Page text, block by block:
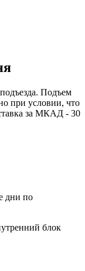
Подъем
при условии, что
за МКАД - 30
дни по
блок